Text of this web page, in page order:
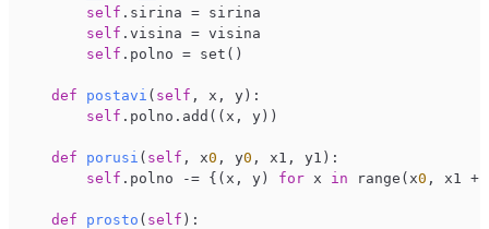
self .sirina = sirina
self .visina = visina
self .polno = set()
def postavi ( self , x, y) :
self .polno.add((x, y))
def porusi ( self , x0 , y0 , x1, y1) :
self .polno -= {(x, y) for x in range(x0 , x1 +
def prosto ( self ) :